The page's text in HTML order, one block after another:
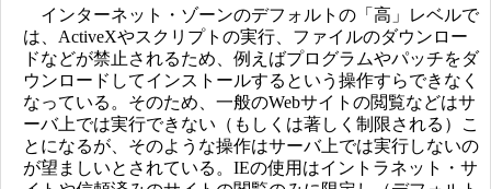
インターネット・ゾーンのデフォルトの「高」レベルで
は、ActiveXやスクリプトの実行、ファイルのダウンロー
ドなどが禁止されるため、例えばプログラムやパッチをダ
ウンロードしてインストールするという操作すらできなく
なっている。そのため、一般のWebサイトの閲覧などはサ
ーバ上では実行できない（もしくは著しく制限される）こ
とになるが、そのような操作はサーバ上では実行しないの
が望ましいとされている。IEの使用はイントラネット・サ